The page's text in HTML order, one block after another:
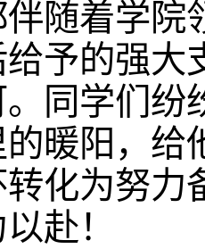
随着学院
给予的强
同学们纷
的暖阳，
转化为努
赴！